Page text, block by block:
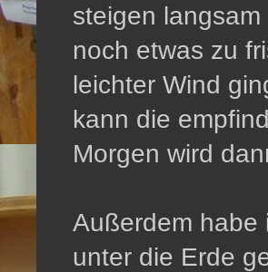
steigen
noch etwas zu
leichter Wind
kann die
Morgen wird
Außerdem habe
unter die Erde